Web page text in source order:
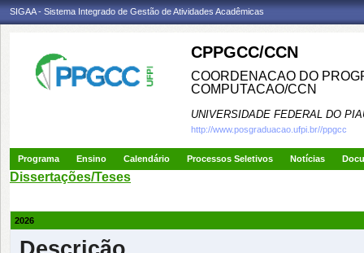
SIGAA - Sistema Integrado de Gestão de Atividades Acadêmicas
CPPGCC/CCN
COORDENACAO DO
COMPUTACAO/CCN
UNIVERSIDADE FEDERAL DO
http://www.posgraduacao.ufpi.br//ppgcc
Programa Ensino Calendário Processos Seletivos Notícias
Dissertações/Teses
2026